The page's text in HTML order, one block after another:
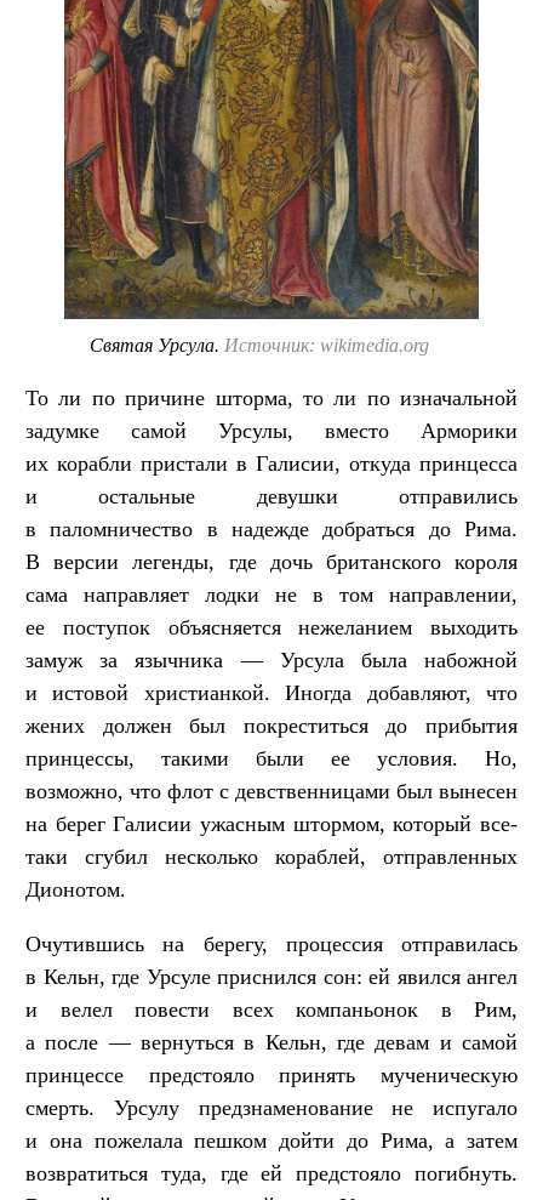
Святая Урсула. Источник: wikimedia.org
То ли по причине шторма, то ли по изначальной
задумке самой Урсулы, вместо Арморики
их корабли пристали в Галисии, откуда принцесса
и остальные девушки отправились
в паломничество в надежде добраться до Рима.
В версии легенды, где дочь британского короля
сама направляет лодки не в том направлении,
ее поступок объясняется нежеланием выходить
замуж за язычника — Урсула была набожной
и истовой христианкой. Иногда добавляют, что
жених должен был покреститься до прибытия
принцессы, такими были ее условия. Но,
возможно, что флот с девственницами был вынесен
на берег Галисии ужасным штормом, который все-
таки сгубил несколько кораблей, отправленных
Дионотом.
Очутившись на берегу, процессия отправилась
в Кельн, где Урсуле приснился сон: ей явился ангел
и велел повести всех компаньонок в Рим,
а после — вернуться в Кельн, где девам и самой
принцессе предстояло принять мученическую
смерть. Урсулу предзнаменование не испугало
и она пожелала пешком дойти до Рима, а затем
возвратиться туда, где ей предстояло погибнуть.